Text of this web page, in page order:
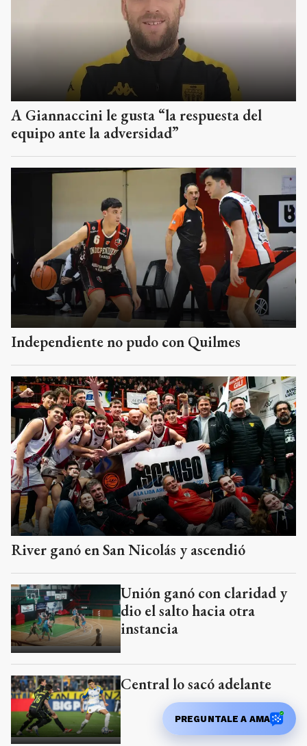
A Giannaccini le gusta “la respuesta del
equipo ante la adversidad”
Independiente no pudo con Quilmes
River ganó en San Nicolás y ascendió
Unión ganó con claridad y
dio el salto hacia otra
instancia
Central lo sacó adelante
PREGUNTALE A AMA